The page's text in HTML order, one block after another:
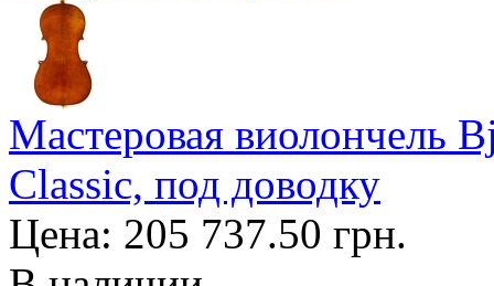
Мастеровая виолончель
Classic, под доводку
Цена: 205 737.50 грн.